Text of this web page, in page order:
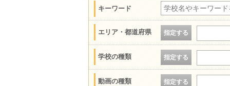
キーワード
エリア・都道府県 指定する
学校の種類 指定する
動画の種類 指定する